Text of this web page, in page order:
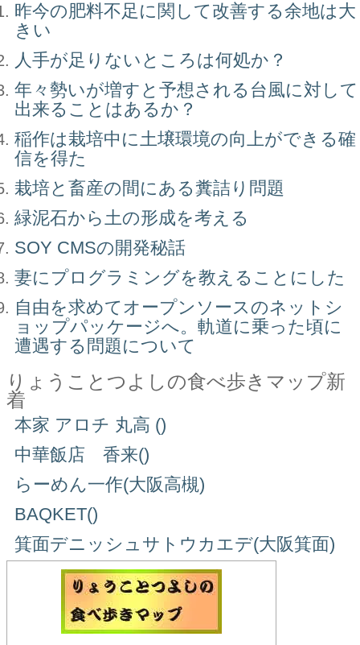
昨今の肥料不足に関して改善する余地は大
きい
人手が足りないところは何処か？
年々勢いが増すと予想される台風に対して
出来ることはあるか？
稲作は栽培中に土壌環境の向上ができる確
信を得た
栽培と畜産の間にある糞詰り問題
緑泥石から土の形成を考える
SOY CMSの開発秘話
妻にプログラミングを教えることにした
自由を求めてオープンソースのネットシ
ョップパッケージへ。軌道に乗った頃に
遭遇する問題について
りょうことつよしの食べ歩きマップ新
着
本家 アロチ 丸高 ()
中華飯店 香来()
らーめん一作(大阪高槻)
BAQKET()
箕面デニッシュサトウカエデ(大阪箕面)